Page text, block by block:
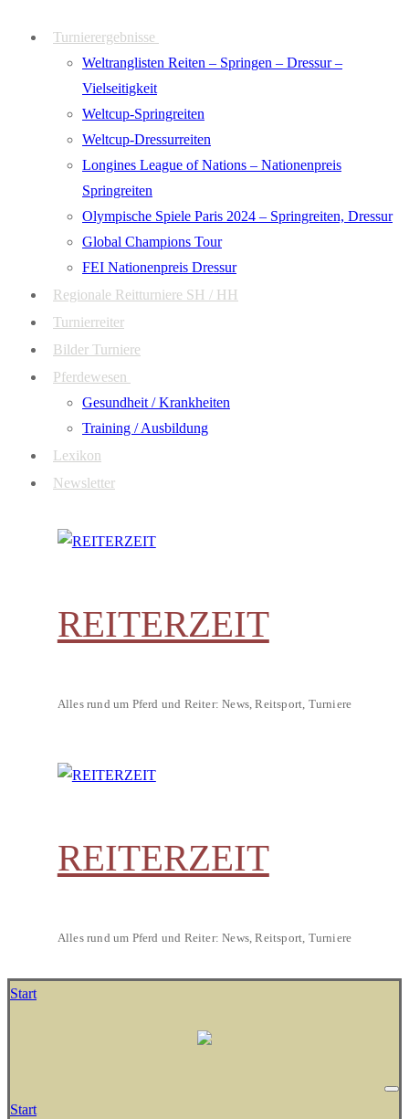
Turnierergebnisse
Weltranglisten Reiten – Springen – Dressur –
Vielseitigkeit
Weltcup-Springreiten
Weltcup-Dressurreiten
Longines League of Nations – Nationenpreis
Springreiten
Olympische Spiele Paris 2024 – Springreiten, Dressur
Global Champions Tour
FEI Nationenpreis Dressur
Regionale Reitturniere SH / HH
Turnierreiter
Bilder Turniere
Pferdewesen
Gesundheit / Krankheiten
Training / Ausbildung
Lexikon
Newsletter
REITERZEIT
Alles rund um Pferd und Reiter: News, Reitsport, Turniere
REITERZEIT
Alles rund um Pferd und Reiter: News, Reitsport, Turniere
Start
Start